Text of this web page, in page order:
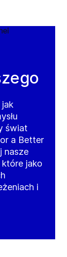
świat
a Better
nasze
które jako
i